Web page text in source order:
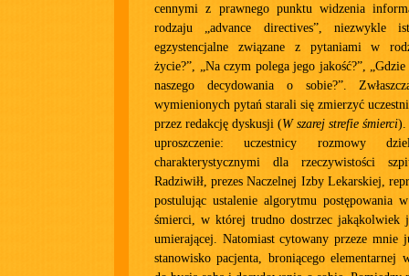
cennymi z prawnego punktu widzenia
rodzaju „advance directives”, niezwykle
egzystencjalne związane z pytaniami w
życie?”, „Na czym polega jego jakość?”,
naszego decydowania o sobie?”.
wymienionych pytań starali się zmierzyć
przez redakcję dyskusji (W szarej strefie śmierci).
uproszczenie: uczestnicy rozmowy
charakterystycznymi dla rzeczywistości
Radziwiłł, prezes Naczelnej Izby Lekarskiej,
postulując ustalenie algorytmu postępowania
śmierci, w której trudno dostrzec jakąkolwiek
umierającej. Natomiast cytowany przeze mnie
stanowisko pacjenta, broniącego elementarnej